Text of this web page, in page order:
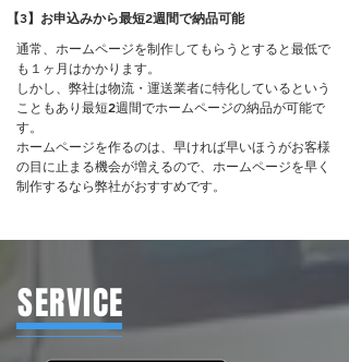
【3】お申込みから最短2週間で納品可能
通常、ホームページを制作してもらうとすると最低で
も１ヶ月はかかります。
しかし、弊社は物流・運送業者に特化しているという
こともあり最短2週間でホームページの納品が可能で
す。
ホームページを作るのは、早ければ早いほうがお客様
の目に止まる機会が増えるので、ホームページを早く
制作するなら弊社がおすすめです。
SERVICE